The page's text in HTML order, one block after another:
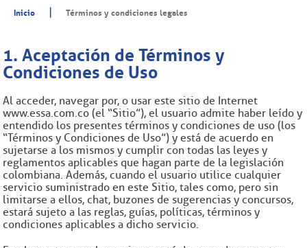
Inicio | Términos y condiciones legales
1. Aceptación de Términos y
Condiciones de Uso
Al acceder, navegar por, o usar este sitio de Internet
www.essa.com.co (el “Sitio”), el usuario admite haber leído y
entendido los presentes términos y condiciones de uso (los
“Términos y Condiciones de Uso”) y está de acuerdo en
sujetarse a los mismos y cumplir con todas las leyes y
reglamentos aplicables que hagan parte de la legislación
colombiana. Además, cuando el usuario utilice cualquier
servicio suministrado en este Sitio, tales como, pero sin
limitarse a ellos, chat, buzones de sugerencias y concursos,
estará sujeto a las reglas, guías, políticas, términos y
condiciones aplicables a dicho servicio.